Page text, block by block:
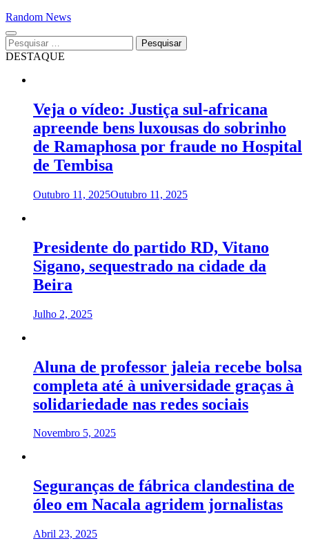
Random News
Pesquisar
por:
DESTAQUE
Veja o vídeo: Justiça sul-africana
apreende bens luxousas do sobrinho
de Ramaphosa por fraude no Hospital
de Tembisa
Outubro 11, 2025Outubro 11, 2025
Presidente do partido RD, Vitano
Sigano, sequestrado na cidade da
Beira
Julho 2, 2025
Aluna de professor jaleia recebe bolsa
completa até à universidade graças à
solidariedade nas redes sociais
Novembro 5, 2025
Seguranças de fábrica clandestina de
óleo em Nacala agridem jornalistas
Abril 23, 2025